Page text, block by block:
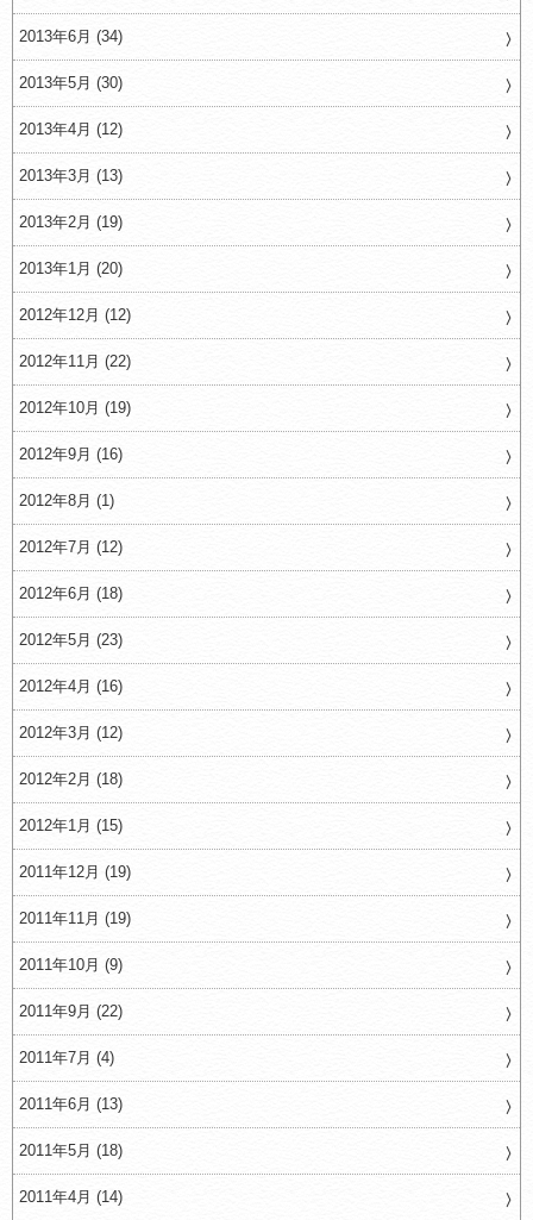
2013年6月 (34)
2013年5月 (30)
2013年4月 (12)
2013年3月 (13)
2013年2月 (19)
2013年1月 (20)
2012年12月 (12)
2012年11月 (22)
2012年10月 (19)
2012年9月 (16)
2012年8月 (1)
2012年7月 (12)
2012年6月 (18)
2012年5月 (23)
2012年4月 (16)
2012年3月 (12)
2012年2月 (18)
2012年1月 (15)
2011年12月 (19)
2011年11月 (19)
2011年10月 (9)
2011年9月 (22)
2011年7月 (4)
2011年6月 (13)
2011年5月 (18)
2011年4月 (14)